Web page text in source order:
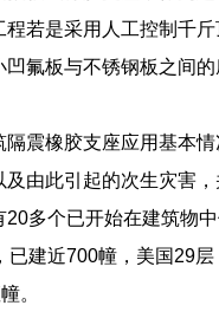
程若是采用人工控制千
凹氟板与不锈钢板之间
隔震橡胶支座应用基本
及由此引起的次生灾害
20多个已开始在建筑物
已建近700幢，美国29
。